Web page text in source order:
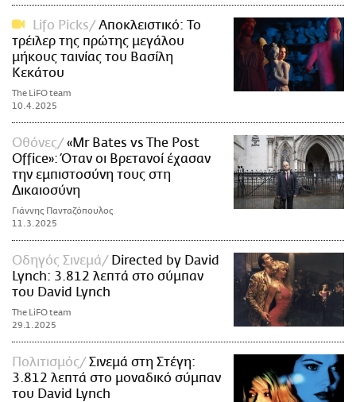
Lifo Picks
Αποκλειστικό: Το
τρέιλερ της πρώτης μεγάλου
μήκους ταινίας του Βασίλη
Κεκάτου
The LiFO team
10.4.2025
Οθόνες
«Mr Bates vs The Post
Office»: Όταν οι Βρετανοί έχασαν
την εμπιστοσύνη τους στη
Δικαιοσύνη
Γιάννης Πανταζόπουλος
11.3.2025
Οδηγός Σινεμά
Directed by David
Lynch: 3.812 λεπτά στο σύμπαν
του David Lynch
The LiFO team
29.1.2025
Πολιτισμός
Σινεμά στη Στέγη:
3.812 λεπτά στο μοναδικό σύμπαν
του David Lynch